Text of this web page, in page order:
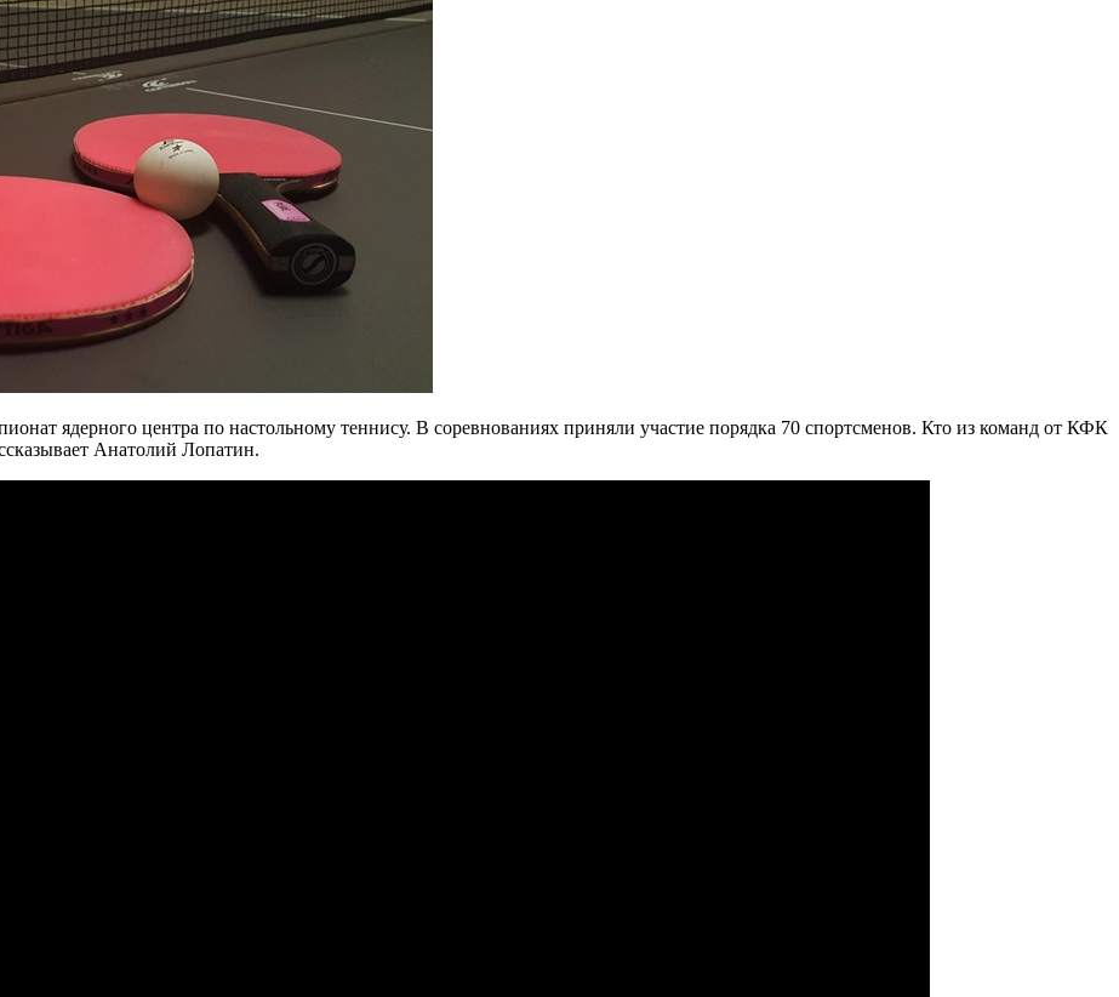
ядерного центра по настольному теннису. В соревнованиях приняли участие порядка 70 спортсменов. Кто из команд от КФК
Анатолий Лопатин.